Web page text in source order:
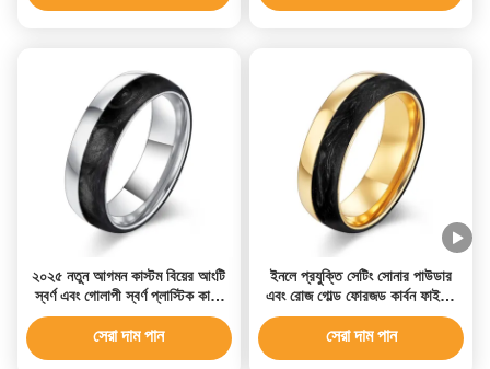
২০২৫ নতুন আগমন কাস্টম বিয়ের আংটি
স্বর্ণ এবং গোলাপী স্বর্ণ প্লাস্টিক কার্বন
ফাইবার বিয়ের আংটি পুরুষের আংটি
সেরা দাম পান
ইনলে প্রযুক্তি সেটিং সোনার পাউডার
এবং রোজ গোল্ড ফোরজড কার্বন ফাইবার
বিবাহের ব্যান্ড পুরুষদের পার্টির অনুষ্ঠানের
জন্য 2025
সেরা দাম পান